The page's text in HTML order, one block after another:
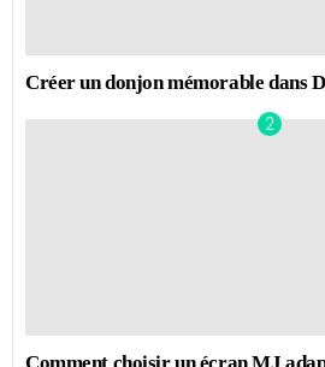
Créer un donjon mémorable dans
Comment choisir un écran MJ